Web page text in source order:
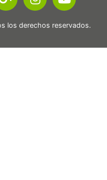
los derechos reservados.